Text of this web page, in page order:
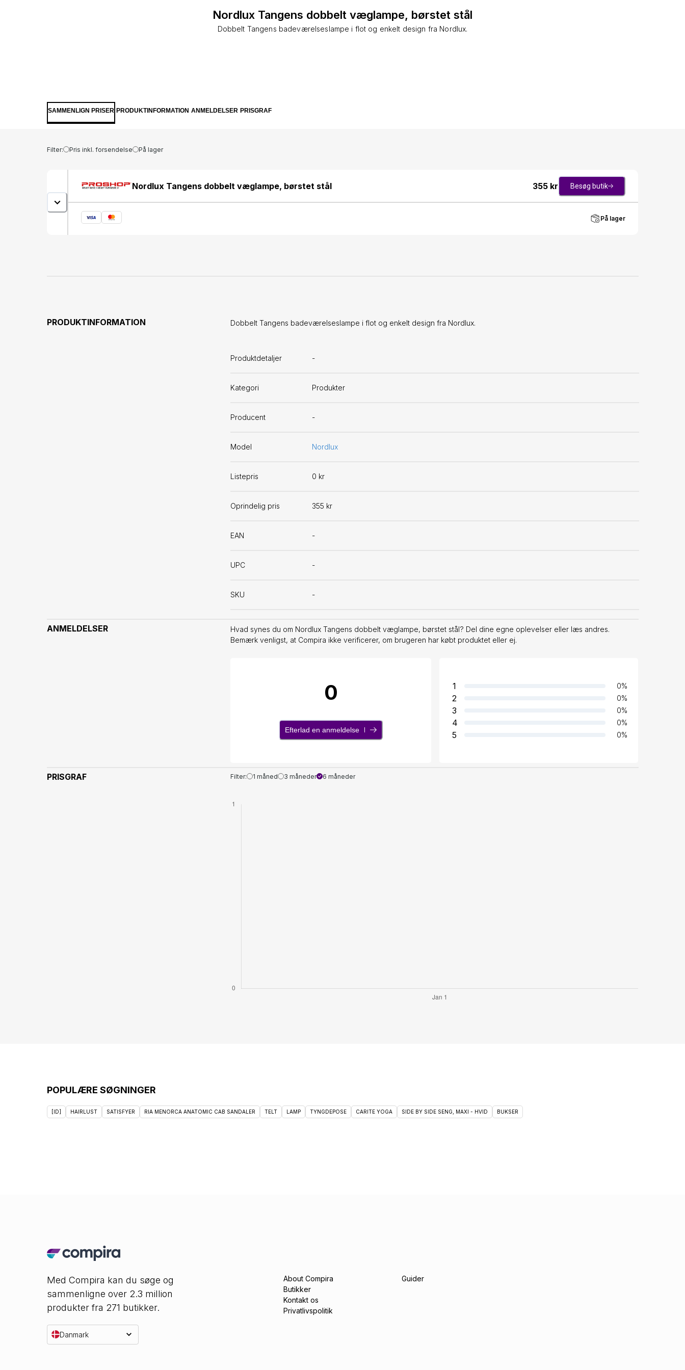
Nordlux Tangens dobbelt væglampe, børstet stål
Dobbelt Tangens badeværelseslampe i flot og enkelt design fra Nordlux.
SAMMENLIGN PRISER PRODUKTINFORMATION ANMELDELSER PRISGRAF
Filter: Pris inkl. forsendelse På lager
Nordlux Tangens dobbelt væglampe, børstet stål 355 kr Besøg butik
På lager
PRODUKTINFORMATION Dobbelt Tangens badeværelseslampe i flot og enkelt design fra Nordlux.
Produktdetaljer -
Kategori Produkter
Producent -
Model Nordlux
Listepris 0 kr
Oprindelig pris 355 kr
EAN -
UPC -
SKU -
ANMELDELSER
Hvad synes du om Nordlux Tangens dobbelt væglampe, børstet stål? Del dine egne oplevelser eller læs andres.
Bemærk venligst, at Compira ikke verificerer, om brugeren har købt produktet eller ej.
0
Efterlad en anmeldelse
1 0%
2 0%
3 0%
4 0%
5 0%
PRISGRAF Filter: 1 måned 3 måneder 6 måneder
POPULÆRE SØGNINGER
[ID] HAIRLUST SATISFYER RIA MENORCA ANATOMIC CAB SANDALER TELT LAMP TYNGDEPOSE CARITE YOGA SIDE BY SIDE SENG, MAXI - HVID BUKSER
Med Compira kan du søge og
sammenligne over 2.3 million
produkter fra 271 butikker.
Danmark
About Compira
Butikker
Kontakt os
Privatlivspolitik
Guider